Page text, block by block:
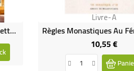
Cuisine Des Abbayes - Les Recettes De Frère Léonard
Livre-A
10,55 €Prix